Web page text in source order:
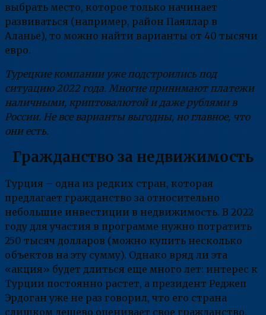
выбрать место, которое только начинает
развиваться (например, район Паяллар в
Аланье), то можно найти варианты от 40 тысячи
евро.
Турецкие компании уже подстроились под
ситуацию 2022 года. Многие принимают платежи
наличными, криптовалютой и даже рублями в
России. Не все варианты выгодны, но главное, что
они есть.
Гражданство за недвижимость
Турция – одна из редких стран, которая
предлагает гражданство за относительно
небольшие инвестиции в недвижимость. В 2022
году для участия в программе нужно потратить
250 тысяч долларов (можно купить несколько
объектов на эту сумму). Однако вряд ли эта
«акция» будет длиться еще много лет: интерес к
Турции постоянно растет, а президент Реджеп
Эрдоган уже не раз говорил, что его страна
слишком дешево оценивает свое гражданство.